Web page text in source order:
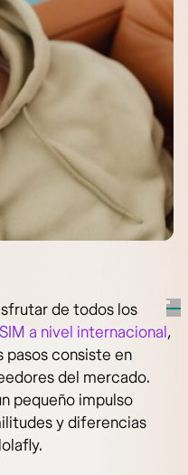
de todos los
a nivel internacional,
pasos consiste en
del mercado.
pequeño impulso
y diferencias